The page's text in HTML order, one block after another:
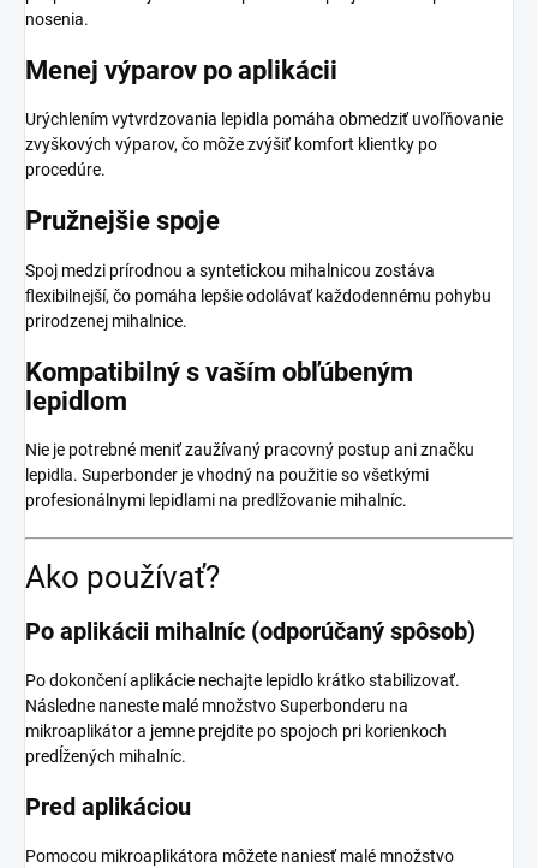
nosenia.
Menej výparov po aplikácii
Urýchlením vytvrdzovania lepidla pomáha obmedziť uvoľňovanie
zvyškových výparov, čo môže zvýšiť komfort klientky po
procedúre.
Pružnejšie spoje
Spoj medzi prírodnou a syntetickou mihalnicou zostáva
flexibilnejší, čo pomáha lepšie odolávať každodennému pohybu
prirodzenej mihalnice.
Kompatibilný s vaším obľúbeným
lepidlom
Nie je potrebné meniť zaužívaný pracovný postup ani značku
lepidla. Superbonder je vhodný na použitie so všetkými
profesionálnymi lepidlami na predlžovanie mihalníc.
Ako používať?
Po aplikácii mihalníc (odporúčaný spôsob)
Po dokončení aplikácie nechajte lepidlo krátko stabilizovať.
Následne naneste malé množstvo Superbonderu na
mikroaplikátor a jemne prejdite po spojoch pri korienkoch
predĺžených mihalníc.
Pred aplikáciou
Pomocou mikroaplikátora môžete naniesť malé množstvo